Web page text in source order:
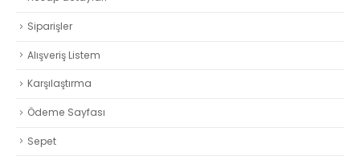
Siparişler
Alışveriş Listem
Karşılaştırma
Ödeme Sayfası
Sepet